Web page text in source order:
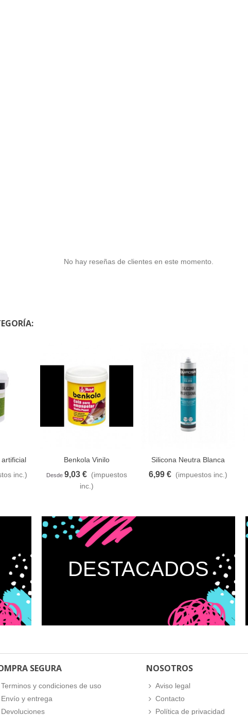
No hay reseñas de clientes en este momento.
de deseos
inc.) Añadir al carrito A lista de deseos
Benkola Vinilo
Desde 9,03 € (impuestos
inc.)
Añadir al carrito A lista de deseos
Silicona Neutra Blanca
6,99 € (impuestos inc.)
DESTACADOS
SEGURA
Terminos y condiciones de uso
Envío y entrega
Devoluciones
NOSOTROS
Aviso legal
Contacto
Política de privacidad